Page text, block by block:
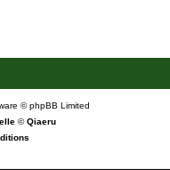
© phpBB Limited
©Qiaeru